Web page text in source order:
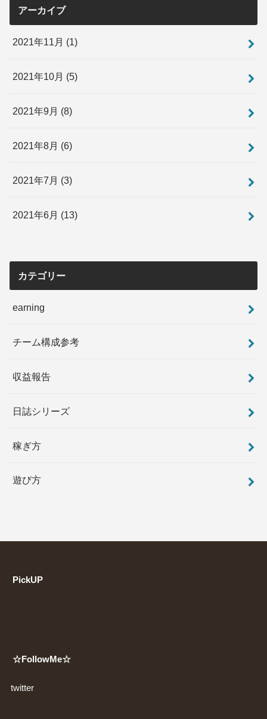
アーカイブ
2021年11月 (1)
2021年10月 (5)
2021年9月 (8)
2021年8月 (6)
2021年7月 (3)
2021年6月 (13)
カテゴリー
earning
チーム構成参考
収益報告
日誌シリーズ
稼ぎ方
遊び方
PickUP
☆FollowMe☆
twitter